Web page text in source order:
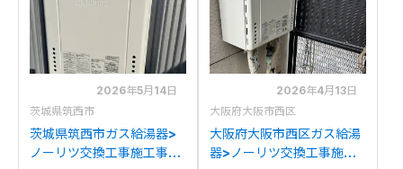
BLへの交換
の交換
2026年5月14日
茨城県筑西市
茨城県筑西市ガス給湯器>
ノーリツ交換工事施工事
2026年4月13日
大阪府大阪市西区
大阪府大阪市西区ガス給湯
器>ノーリツ交換工事施工